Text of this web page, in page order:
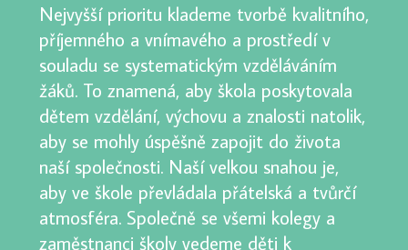
Nejvyšší prioritu klademe tvorbě kvalitního,
příjemného a vnímavého a prostředí v
souladu se systematickým vzděláváním
žáků. To znamená, aby škola poskytovala
dětem vzdělání, výchovu a znalosti natolik,
aby se mohly úspěšně zapojit do života
naší společnosti. Naší velkou snahou je,
aby ve škole převládala přátelská a tvůrčí
atmosféra. Společně se všemi kolegy a
zaměstnanci školy vedeme děti k